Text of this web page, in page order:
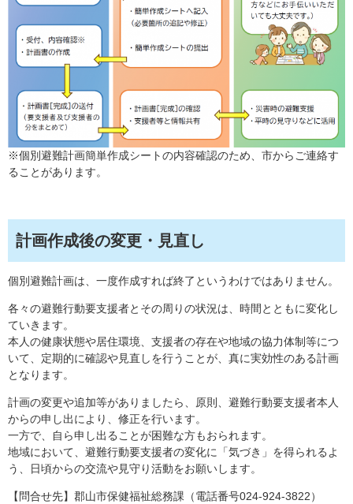
※個別避難計画簡単作成シートの内容確認のため、市からご連絡す
ることがあります。
計画作成後の変更・見直し
個別避難計画は、一度作成すれば終了というわけではありません。
各々の避難行動要支援者とその周りの状況は、時間とともに変化し
ていきます。
本人の健康状態や居住環境、支援者の存在や地域の協力体制等につ
いて、定期的に確認や見直しを行うことが、真に実効性のある計画
となります。
計画の変更や追加等がありましたら、原則、避難行動要支援者本人
からの申し出により、修正を行います。
一方で、自ら申し出ることが困難な方もおられます。
地域において、避難行動要支援者の変化に「気づき」を得られるよ
う、日頃からの交流や見守り活動をお願いします。
【問合せ先】郡山市保健福祉総務課（電話番号024-924-3822）